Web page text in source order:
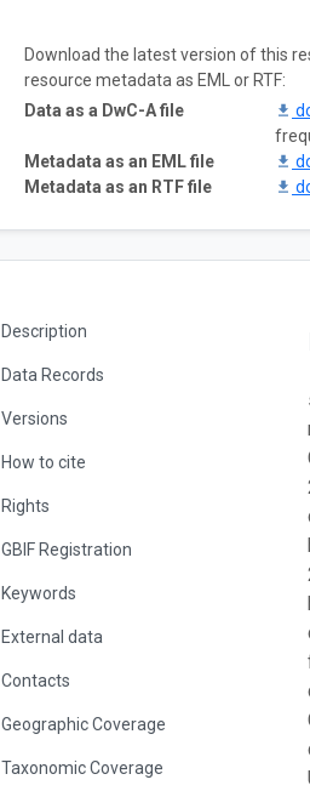
Download the latest version of this
resource metadata as EML or RTF:
Data as a DwC-A file
Metadata as an EML file
Metadata as an RTF file
Description
Data Records
Versions
How to cite
Rights
GBIF Registration
Keywords
External data
Contacts
Geographic Coverage
Taxonomic Coverage